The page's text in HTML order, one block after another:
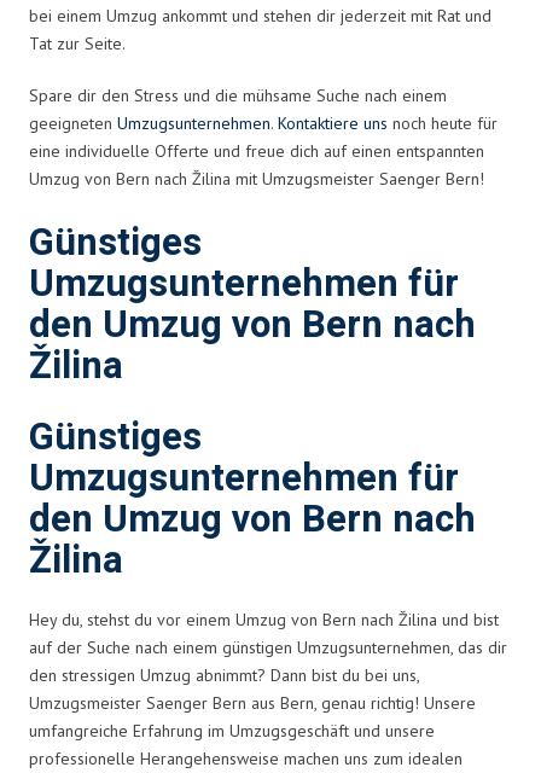
bei einem Umzug ankommt und stehen dir jederzeit mit Rat und
Tat zur Seite.
Spare dir den Stress und die mühsame Suche nach einem
geeigneten Umzugsunternehmen. Kontaktiere uns noch heute für
eine individuelle Offerte und freue dich auf einen entspannten
Umzug von Bern nach Žilina mit Umzugsmeister Saenger Bern!
Günstiges
Umzugsunternehmen für
den Umzug von Bern nach
Žilina
Günstiges
Umzugsunternehmen für
den Umzug von Bern nach
Žilina
Hey du, stehst du vor einem Umzug von Bern nach Žilina und bist
auf der Suche nach einem günstigen Umzugsunternehmen, das dir
den stressigen Umzug abnimmt? Dann bist du bei uns,
Umzugsmeister Saenger Bern aus Bern, genau richtig! Unsere
umfangreiche Erfahrung im Umzugsgeschäft und unsere
professionelle Herangehensweise machen uns zum idealen